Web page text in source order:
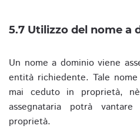
5.7 Utilizzo del nome a
Un nome a dominio viene
entità richiedente. Tale
mai ceduto in proprietà,
assegnataria potrà
proprietà.